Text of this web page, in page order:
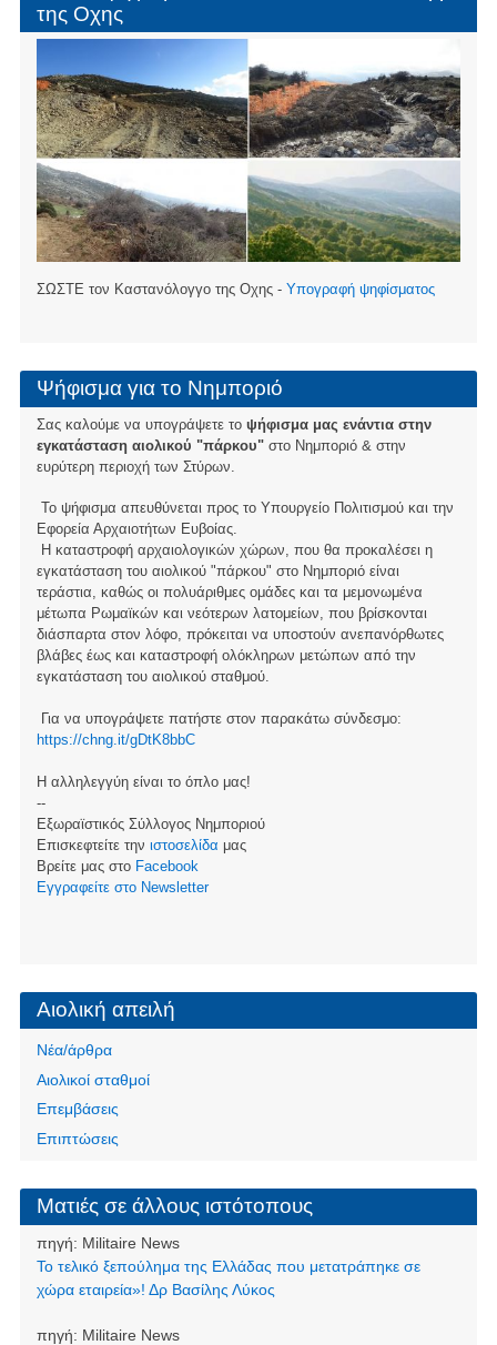
της Οχης
ΣΩΣΤΕ τον Καστανόλογγο της Οχης - Υπογραφή ψηφίσματος
Ψήφισμα για το Νημποριό
Σας καλούμε να υπογράψετε το ψήφισμα μας ενάντια στην
εγκατάσταση αιολικού "πάρκου"στο Νημποριό & στην
ευρύτερη περιοχή των Στύρων.
Το ψήφισμα απευθύνεται προς το Υπουργείο Πολιτισμού και την
Εφορεία Αρχαιοτήτων Ευβοίας.
Η καταστροφή αρχαιολογικών χώρων, που θα προκαλέσει η
εγκατάσταση του αιολικού "πάρκου" στο Νημποριό είναι
τεράστια, καθώς οι πολυάριθμες ομάδες και τα μεμονωμένα
μέτωπα Ρωμαϊκών και νεότερων λατομείων, που βρίσκονται
διάσπαρτα στον λόφο, πρόκειται να υποστούν ανεπανόρθωτες
βλάβες έως και καταστροφή ολόκληρων μετώπων από την
εγκατάσταση του αιολικού σταθμού.
Για να υπογράψετε πατήστε στον παρακάτω σύνδεσμο:
https://chng.it/gDtK8bbC
Η αλληλεγγύη είναι το όπλο μας!
--
Εξωραϊστικός Σύλλογος Νημποριού
Επισκεφτείτε την ιστοσελίδα μας
Βρείτε μας στο Facebook
Eγγραφείτε στο Newsletter
Αιολική απειλή
Νέα/άρθρα
Αιολικοί σταθμοί
Επεμβάσεις
Επιπτώσεις
Ματιές σε άλλους ιστότοπους
πηγή: Militaire News
Το τελικό ξεπούλημα της Ελλάδας που μετατράπηκε σε
χώρα εταιρεία»! Δρ Βασίλης Λύκος
πηγή: Militaire News